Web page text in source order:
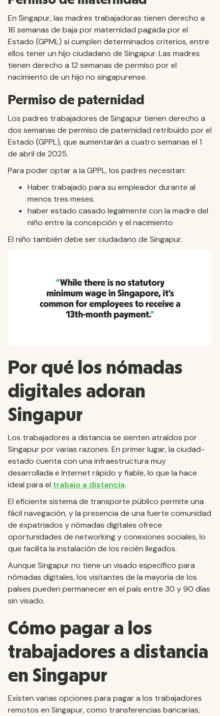
En Singapur, las madres trabajadoras tienen derecho a
16 semanas de baja por maternidad pagada por el
Estado (GPML) si cumplen determinados criterios, entre
ellos tener un hijo ciudadano de Singapur. Las madres
tienen derecho a 12 semanas de permiso por el
nacimiento de un hijo no singapurense.
Permiso de paternidad
Los padres trabajadores de Singapur tienen derecho a
dos semanas de permiso de paternidad retribuido por el
Estado (GPPL), que aumentarán a cuatro semanas el 1
de abril de 2025.
Para poder optar a la GPPL, los padres necesitan:
Haber trabajado para su empleador durante al
menos tres meses.
haber estado casado legalmente con la madre del
niño entre la concepción y el nacimiento
El niño también debe ser ciudadano de Singapur.
Por qué los nómadas
digitales adoran
Singapur
Los trabajadores a distancia se sienten atraídos por
Singapur por varias razones. En primer lugar, la ciudad-
estado cuenta con una infraestructura muy
desarrollada e Internet rápido y fiable, lo que la hace
ideal para el trabajo a distancia.
El eficiente sistema de transporte público permite una
fácil navegación, y la presencia de una fuerte comunidad
de expatriados y nómadas digitales ofrece
oportunidades de networking y conexiones sociales, lo
que facilita la instalación de los recién llegados.
Aunque Singapur no tiene un visado específico para
nómadas digitales, los visitantes de la mayoría de los
países pueden permanecer en el país entre 30 y 90 días
sin visado.
Cómo pagar a los
trabajadores a distancia
en Singapur
Existen varias opciones para pagar a los trabajadores
remotos en Singapur, como transferencias bancarias,